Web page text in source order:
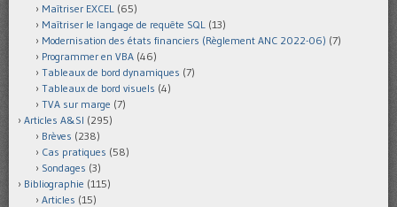
Maîtriser EXCEL (65)
Maîtriser le langage de requête SQL (13)
Modernisation des états financiers (Règlement ANC 2022-06) (7)
Programmer en VBA (46)
Tableaux de bord dynamiques (7)
Tableaux de bord visuels (4)
TVA sur marge (7)
Articles A&SI (295)
Brèves (238)
Cas pratiques (58)
Sondages (3)
Bibliographie (115)
Articles (15)